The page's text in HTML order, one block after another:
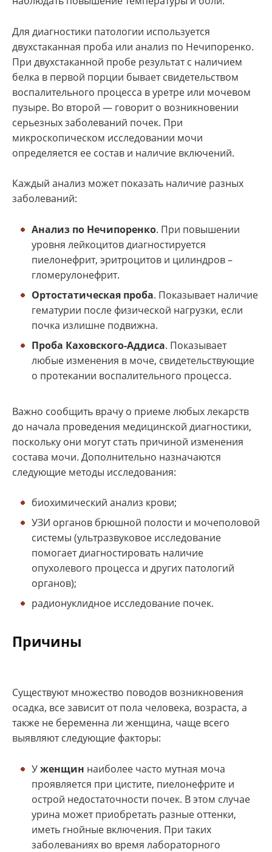
Для диагностики патологии используется
двухстаканная проба или анализ по Нечипоренко.
При двухстаканной пробе результат с наличием
белка в первой порции бывает свидетельством
воспалительного процесса в уретре или мочевом
пузыре. Во второй — говорит о возникновении
серьезных заболеваний почек. При
микроскопическом исследовании мочи
определяется ее состав и наличие включений.
Каждый анализ может показать наличие разных
заболеваний:
Анализ по Нечипоренко. При повышении
уровня лейкоцитов диагностируется
пиелонефрит, эритроцитов и цилиндров –
гломерулонефрит.
Ортостатическая проба. Показывает наличие
гематурии после физической нагрузки, если
почка излишне подвижна.
Проба Каховского-Аддиса. Показывает
любые изменения в моче, свидетельствующие
о протекании воспалительного процесса.
Важно сообщить врачу о приеме любых лекарств
до начала проведения медицинской диагностики,
поскольку они могут стать причиной изменения
состава мочи. Дополнительно назначаются
следующие методы исследования:
биохимический анализ крови;
УЗИ органов брюшной полости и мочеполовой
системы (ультразвуковое исследование
помогает диагностировать наличие
опухолевого процесса и других патологий
органов);
радионуклидное исследование почек.
Причины
Существуют множество поводов возникновения
осадка, все зависит от пола человека, возраста, а
также не беременна ли женщина, чаще всего
выявляют следующие факторы:
Уженщин наиболее часто мутная моча
проявляется при цистите, пиелонефрите и
острой недостаточности почек. В этом случае
урина может приобретать разные оттенки,
иметь гнойные включения. При таких
заболеваниях во время лабораторного